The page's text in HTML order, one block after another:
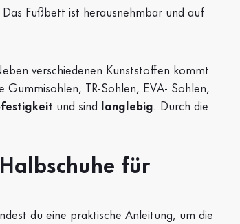
Fußbett ist herausnehmbar und auf
verschiedenen Kunststoffen kommt
TR-Sohlen, EVA- Sohlen,
und sind langlebig . Durch die
für
du eine praktische Anleitung, um die